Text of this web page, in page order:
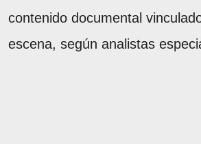
contenido documental
escena, según analistas